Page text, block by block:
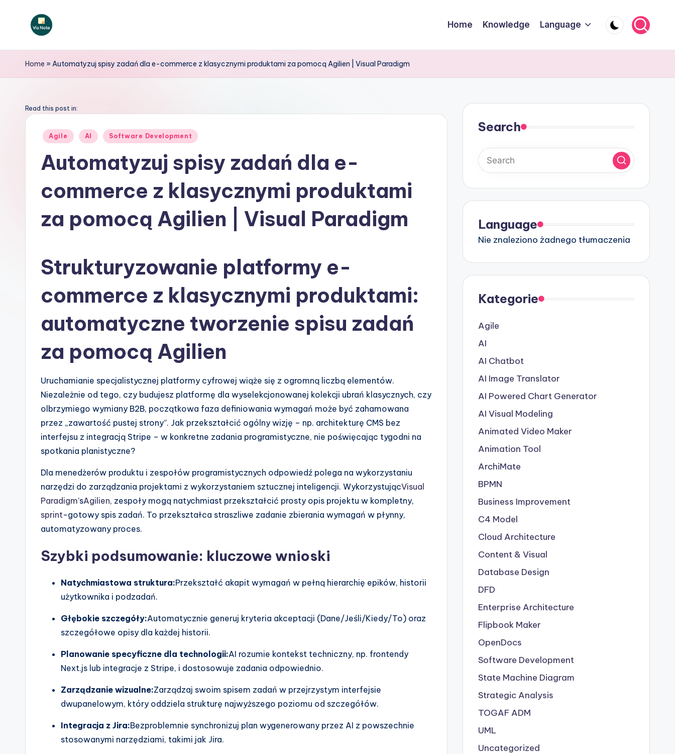
V
iz
o
si
ft
Home Knowledge Language
Home »Automatyzuj spisy zadań dla e-commerce z klasycznymi produktami za pomocą Agilien | Visual Paradigm
Read this post in:
Posted
Agile AI Software Development
Automatyzuj spisy zadań dla e-
commerce z klasycznymi produktami
za pomocą Agilien | Visual Paradigm
Strukturyzowanie platformy e-
commerce z klasycznymi produktami:
automatyczne tworzenie spisu zadań
za pomocą Agilien
Uruchamianie specjalistycznej platformy cyfrowej wiąże się z ogromną liczbą elementów.
Niezależnie od tego, czy budujesz platformę dla wyselekcjonowanej kolekcji ubrań klasycznych, czy
olbrzymiego wymiany B2B, początkowa faza definiowania wymagań może być zahamowana
przez „zawartość pustej strony”. Jak przekształcić ogólny wizję – np. architekturę CMS bez
interfejsu z integracją Stripe – w konkretne zadania programistyczne, nie poświęcając tygodni na
spotkania planistyczne?
Dla menedżerów produktu i zespołów programistycznych odpowiedź polega na wykorzystaniu
narzędzi do zarządzania projektami z wykorzystaniem sztucznej inteligencji. WykorzystującVisual
Paradigm’sAgilien, zespoły mogą natychmiast przekształcić prosty opis projektu w kompletny,
sprint-gotowy spis zadań. To przekształca straszliwe zadanie zbierania wymagań w płynny,
automatyzowany proces.
Szybki podsumowanie: kluczowe wnioski
Natychmiastowa struktura:Przekształć akapit wymagań w pełną hierarchię epików, historii
użytkownika i podzadań.
Głębokie szczegóły:Automatycznie generuj kryteria akceptacji (Dane/Jeśli/Kiedy/To) oraz
szczegółowe opisy dla każdej historii.
Planowanie specyficzne dla technologii:AI rozumie kontekst techniczny, np. frontendy
Next.js lub integracje z Stripe, i dostosowuje zadania odpowiednio.
Zarządzanie wizualne:Zarządzaj swoim spisem zadań w przejrzystym interfejsie
dwupanelowym, który oddziela strukturę najwyższego poziomu od szczegółów.
Integracja z Jira:Bezproblemnie synchronizuj plan wygenerowany przez AI z powszechnie
stosowanymi narzędziami, takimi jak Jira.
Search
Language
Nie znaleziono żadnego tłumaczenia
Kategorie
Agile
AI
AI Chatbot
AI Image Translator
AI Powered Chart Generator
AI Visual Modeling
Animated Video Maker
Animation Tool
ArchiMate
BPMN
Business Improvement
C4 Model
Cloud Architecture
Content & Visual
Database Design
DFD
Enterprise Architecture
Flipbook Maker
OpenDocs
Software Development
State Machine Diagram
Strategic Analysis
TOGAF ADM
UML
Uncategorized